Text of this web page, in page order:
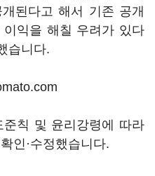
된다고 해서 기존 공개
익을 해칠 우려가 있다
습니다.
칙 및 윤리강령에 따라
인·수정했습니다.